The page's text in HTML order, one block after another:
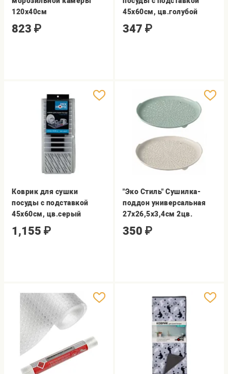
120х40см
823 ₽
45х60см, цв.голубой
347 ₽
Коврик для сушки
посуды с подставкой
45х60см, цв.серый
1,155 ₽
"Эко Стиль" Сушилка-
поддон универсальная
27x26,5x3,4см 2цв.
350 ₽